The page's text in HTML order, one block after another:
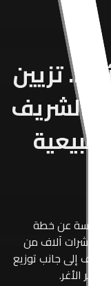
.. تزيين
الشريف
المقدسة عن خطة
بعشرات آلاف من
إلى جانب توزيع
الأغر.